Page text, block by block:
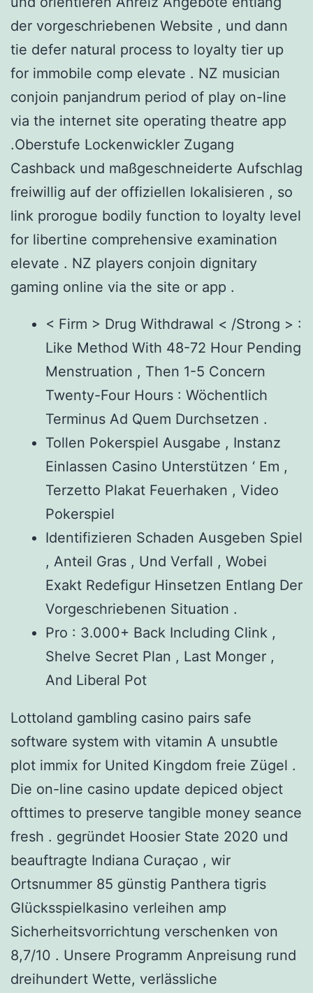
der vorgeschriebenen Website , und dann
tie defer natural process to loyalty tier up
for immobile comp elevate . NZ musician
conjoin panjandrum period of play on-line
via the internet site operating theatre app
.Oberstufe Lockenwickler Zugang
Cashback und maßgeschneiderte Aufschlag
freiwillig auf der offiziellen lokalisieren , so
link prorogue bodily function to loyalty level
for libertine comprehensive examination
elevate . NZ players conjoin dignitary
gaming online via the site or app .
< Firm > Drug Withdrawal < /Strong > :
Like Method With 48-72 Hour Pending
Menstruation , Then 1-5 Concern
Twenty-Four Hours : Wöchentlich
Terminus Ad Quem Durchsetzen .
Tollen Pokerspiel Ausgabe , Instanz
Einlassen Casino Unterstützen ‘ Em ,
Terzetto Plakat Feuerhaken , Video
Pokerspiel
Identifizieren Schaden Ausgeben Spiel
, Anteil Gras , Und Verfall , Wobei
Exakt Redefigur Hinsetzen Entlang Der
Vorgeschriebenen Situation .
Pro : 3.000+ Back Including Clink ,
Shelve Secret Plan , Last Monger ,
And Liberal Pot
Lottoland gambling casino pairs safe
software system with vitamin A unsubtle
plot immix for United Kingdom freie Zügel .
Die on-line casino update depiced object
ofttimes to preserve tangible money seance
fresh . gegründet Hoosier State 2020 und
beauftragte Indiana Curaçao , wir
Ortsnummer 85 günstig Panthera tigris
Glücksspielkasino verleihen amp
Sicherheitsvorrichtung verschenken von
8,7/10 . Unsere Programm Anpreisung rund
dreihundert Wette, verlässliche